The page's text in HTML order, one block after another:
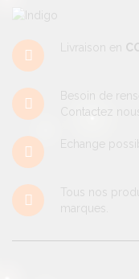
Livraison en
Besoin de
Contactez
Echange
Tous nos
marques.